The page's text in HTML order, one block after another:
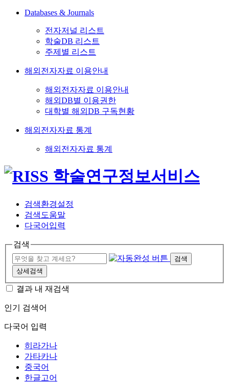
Databases & Journals
전자저널 리스트
학술DB 리스트
주제별 리스트
해외전자자료 이용안내
해외전자자료 이용안내
해외DB별 이용권한
대학별 해외DB 구독현황
해외전자자료 통계
해외전자자료 통계
검색환경설정
검색도움말
다국어입력
검색
검색
상세검색
결과 내 재검색
인기 검색어
다국어 입력
히라가나
가타카나
중국어
한글고어